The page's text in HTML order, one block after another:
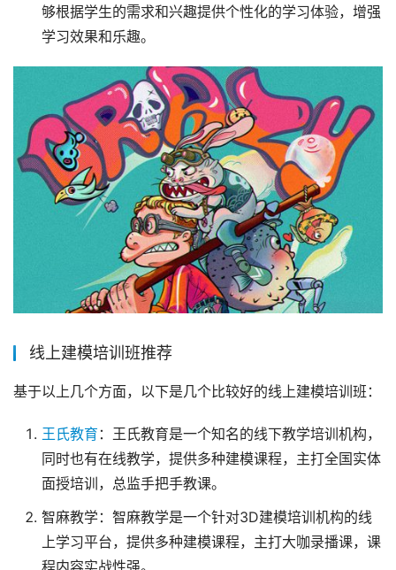
够根据学生的需求和兴趣提供个性化的学习体验，增强
学习效果和乐趣。
线上建模培训班推荐
基于以上几个方面，以下是几个比较好的线上建模培训班：
王氏教育 ：王氏教育是一个知名的线下教学培训机构，
同时也有在线教学，提供多种建模课程，主打全国实体
面授培训，总监手把手教课。
智麻教学：智麻教学是一个针对3D建模培训机构的线
上学习平台，提供多种建模课程，主打大咖录播课，课
程内容实战性强。